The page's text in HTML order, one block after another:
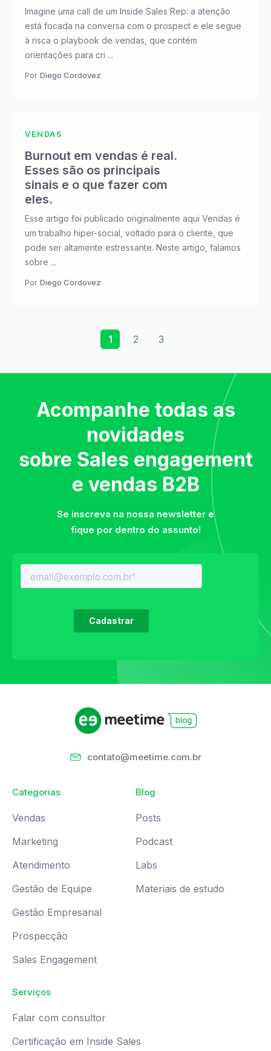
Imagine uma call de um Inside Sales Rep: a atenção
está focada na conversa com o prospect e ele segue
à risca o playbook de vendas, que contém
orientações para cri ...
Por Diego Cordovez
VENDAS
Burnout em vendas é real.
Esses são os principais
sinais e o que fazer com
eles.
Esse artigo foi publicado originalmente aqui Vendas é
um trabalho hiper-social, voltado para o cliente, que
pode ser altamente estressante. Neste artigo, falamos
sobre ...
Por Diego Cordovez
1 2 3
Acompanhe todas as
novidades
sobre Sales engagement
e vendas B2B
Se inscreva na nossa newsletter e
fique por dentro do assunto!
contato@meetime.com.br
Categorias
Vendas
Marketing
Atendimento
Gestão de Equipe
Gestão Empresarial
Prospecção
Sales Engagement
Blog
Posts
Podcast
Labs
Materiais de estudo
Serviços
Falar com consultor
Certificação em Inside Sales